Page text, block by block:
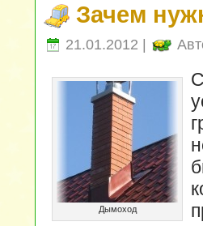
Зачем
21.01.2012 |
Дымоход